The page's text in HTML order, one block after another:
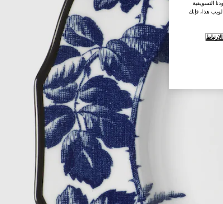
التسويقية
هذا، فإنك